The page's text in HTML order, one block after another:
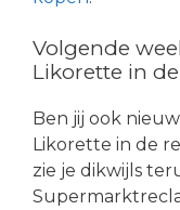
Volgende
Likorette in
Ben jij ook
Likorette in de
zie je dikwijls